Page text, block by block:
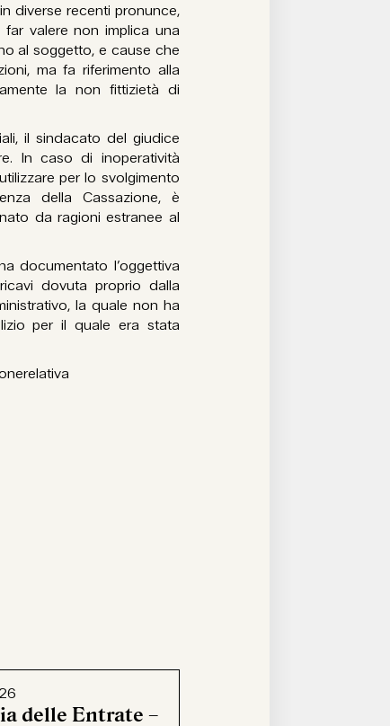
diverse recenti pronunce,
valere non implica una
al soggetto, e cause che
ma fa riferimento alla
la non fittizietà di
il sindacato del giudice
In caso di inoperatività
per lo svolgimento
della Cassazione, è
da ragioni estranee al
documentato l’oggettiva
dovuta proprio dalla
la quale non ha
per il quale era stata
delle Entrate –